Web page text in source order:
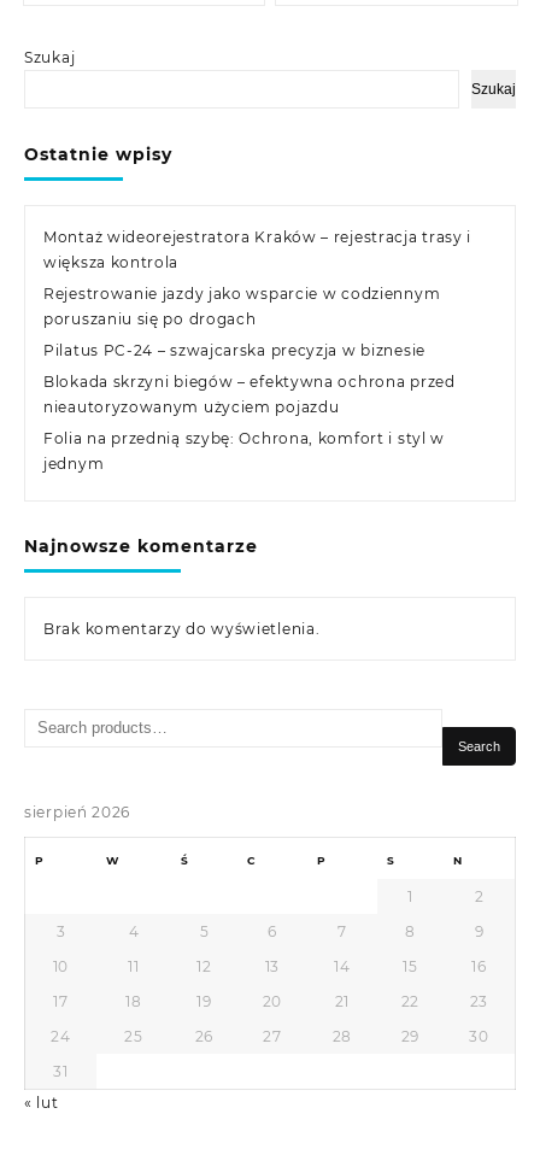
Szukaj
Szukaj
Ostatnie wpisy
Montaż wideorejestratora Kraków – rejestracja trasy i
większa kontrola
Rejestrowanie jazdy jako wsparcie w codziennym
poruszaniu się po drogach
Pilatus PC-24 – szwajcarska precyzja w biznesie
Blokada skrzyni biegów – efektywna ochrona przed
nieautoryzowanym użyciem pojazdu
Folia na przednią szybę: Ochrona, komfort i styl w
jednym
Najnowsze komentarze
Brak komentarzy do wyświetlenia.
Search
Search
sierpień 2026
P W Ś C P S N
1
2
3
4 5 6 7 8
9
10
11 12 13 14 15
16
17
18 19 20 21 22
23
24
25 26 27 28 29
30
31
« lut